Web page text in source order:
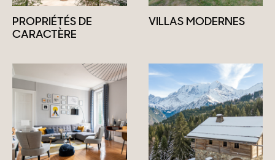
PROPRIÉTÉS DE
CARACTÈRE
VILLAS MODERNES